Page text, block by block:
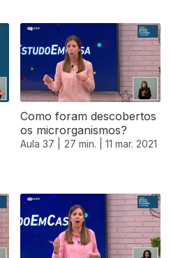
Como foram descobertos
os microrganismos?
Aula 37 | 27 min. | 11 mar. 2021